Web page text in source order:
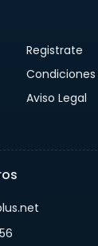
Registrate
Aviso Legal